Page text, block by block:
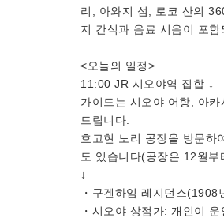
리, 아와지 섬, 로코 산의
지 간식과 음료 시음이 포
<오늘의 일정>
11:00 JR 시오야역 집합 ↓
가이드는 시오야 어항, 아
드립니다.
효고현 노리 공장을 방문하
도 있습니다(공장은 12월
↓
・구겐하임 레지던스
・시오야 상점가: 개인이